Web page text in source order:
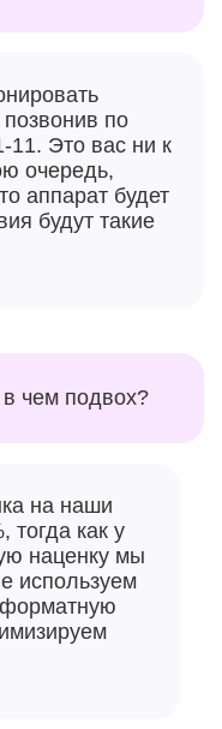
по
11. Это вас ни к
очередь,
аппарат будет
будут такие
чем подвох?
на наши
тогда как у
наценку мы
используем